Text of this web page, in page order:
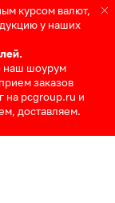
курсом валют,
у наших
наш шоурум
заказов
на pcgroup.ru и
доставляем.